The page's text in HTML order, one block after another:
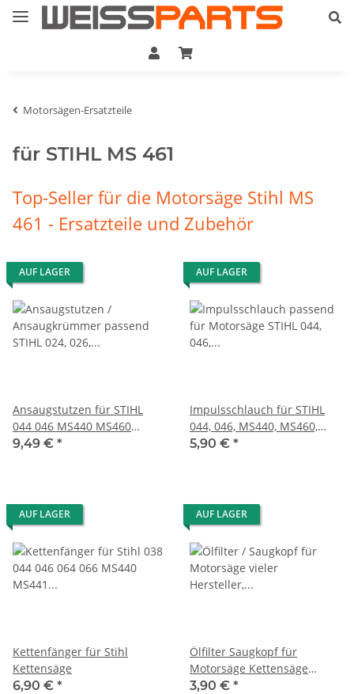
Motorsägen-Ersatzteile
für STIHL MS 461
Top-Seller für die Motorsäge Stihl MS
461 - Ersatzteile und Zubehör
AUF LAGER
Ansaugstutzen für STIHL
044 046 MS440 MS460
MS461
9,49 € *
AUF LAGER
Impulsschlauch für STIHL
044, 046, MS440, MS460,
MS461
5,90 € *
AUF LAGER
Kettenfänger für Stihl
Kettensäge
6,90 € *
AUF LAGER
Ölfilter Saugkopf für
Motorsäge Kettensäge
11176403800
3,90 € *